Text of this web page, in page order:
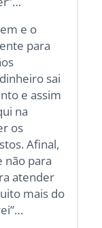
e o
para
sai
e assim
na
os
Afinal,
não para
atender
mais do